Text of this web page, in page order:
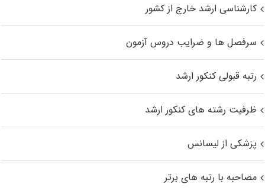
کارشناسی ارشد خارج از کشور
سرفصل ها و ضرایب دروس آزمون
رتبه قبولی کنکور ارشد
ظرفیت رشته های کنکور ارشد
پزشکی از لیسانس
مصاحبه با رتبه های برتر